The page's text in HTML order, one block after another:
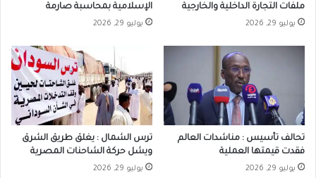
ملفات التجارة الداخلية والخارجية
يوليو 29, 2026
الإسلامية بمحاسبة صارمة
يوليو 29, 2026
تحالف تأسيس : مناشدات العالم
فقدت قيمتها العملية
يوليو 29, 2026
ترس الشمال : يغلق طريق الشرق
ويشل حركة الشاحنات المصرية
يوليو 29, 2026